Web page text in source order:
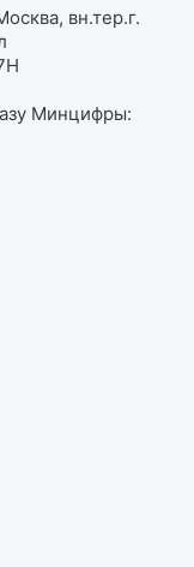
вн.тер.г.
Минцифры: